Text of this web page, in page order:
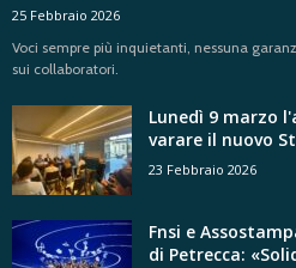
25 Febbraio 2026
Voci sempre più inquietanti, nessuna
sui collaboratori.
Lunedì 9 marzo
varare il nuovo
23 Febbraio 2026
Fnsi e
di Petrecca: